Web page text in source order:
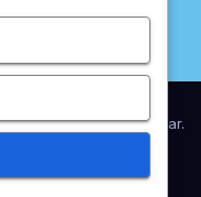
NewsupbyThemeansar.
EditorialFicha Técnica